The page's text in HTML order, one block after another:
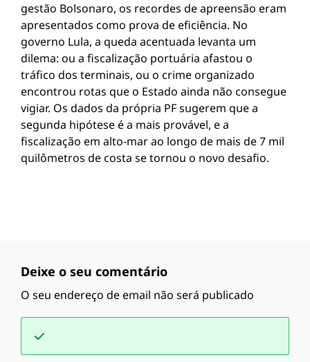
gestão Bolsonaro, os recordes de apreensão eram
apresentados como prova de eficiência. No
governo Lula, a queda acentuada levanta um
dilema: ou a fiscalização portuária afastou o
tráfico dos terminais, ou o crime organizado
encontrou rotas que o Estado ainda não consegue
vigiar. Os dados da própria PF sugerem que a
segunda hipótese é a mais provável, e a
fiscalização em alto-mar ao longo de mais de 7 mil
quilômetros de costa se tornou o novo desafio.
Deixe o seu comentário
O seu endereço de email não será publicado